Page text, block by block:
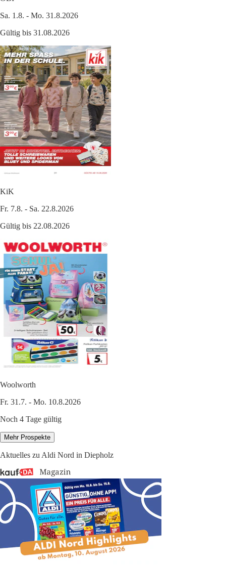
Sa. 1.8. - Mo. 31.8.2026
Gültig bis 31.08.2026
KiK
Fr. 7.8. - Sa. 22.8.2026
Gültig bis 22.08.2026
Woolworth
Fr. 31.7. - Mo. 10.8.2026
Noch 4 Tage gültig
Mehr Prospekte
Aktuelles zu Aldi Nord in Diepholz